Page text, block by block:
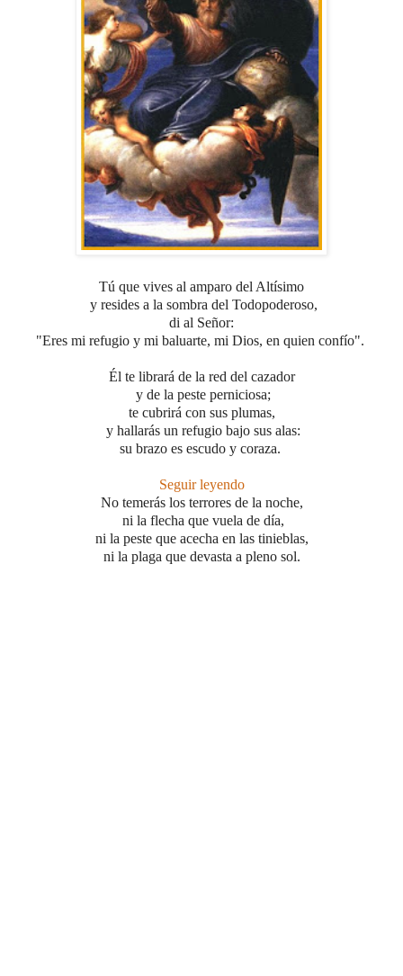
Tú que vives al amparo del Altísimo
y resides a la sombra del Todopoderoso,
di al Señor:
"Eres mi refugio y mi baluarte, mi Dios, en quien confío".
Él te librará de la red del cazador
y de la peste perniciosa;
te cubrirá con sus plumas,
y hallarás un refugio bajo sus alas:
su brazo es escudo y coraza.
Seguir leyendo
No temerás los terrores de la noche,
ni la flecha que vuela de día,
ni la peste que acecha en las tinieblas,
ni la plaga que devasta a pleno sol.